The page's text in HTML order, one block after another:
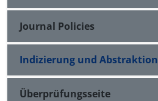
Journal Policies
Indizierung und Abstraktion
Überprüfungsseite